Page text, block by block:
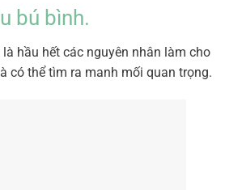
bú bình.
hầu hết các nguyên nhân làm cho
có thể tìm ra manh mối quan trọng.